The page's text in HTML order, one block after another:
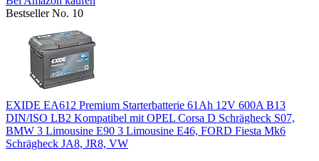
Bestseller No. 10
EXIDE EA612 Premium Starterbatterie 61Ah 12V 600A B13
DIN/ISO LB2 Kompatibel mit OPEL Corsa D Schrägheck S07,
BMW 3 Limousine E90 3 Limousine E46, FORD Fiesta Mk6
Schrägheck JA8, JR8, VW